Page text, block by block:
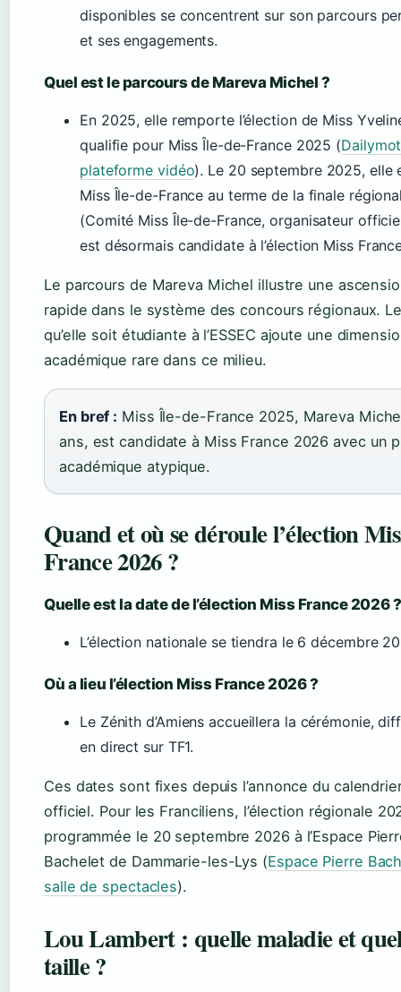
disponibles se concentrent sur son parcours
et ses engagements.
Quel est le parcours de Mareva Michel ?
En 2025, elle remporte l’élection de Miss
qualifie pour Miss Île-de-France 2025 (
plateforme vidéo). Le 20 septembre 2025, elle
Miss Île-de-France au terme de la finale
(Comité Miss Île-de-France, organisateur
est désormais candidate à l’élection Miss
Le parcours de Mareva Michel illustre une
rapide dans le système des concours régionaux.
qu’elle soit étudiante à l’ESSEC ajoute une
académique rare dans ce milieu.
En bref : Miss Île-de-France 2025, Mareva
ans, est candidate à Miss France 2026 avec un
académique atypique.
Quand et où se déroule l’élection
France 2026 ?
Quelle est la date de l’élection Miss France 2026 ?
L’élection nationale se tiendra le 6 décembre
Où a lieu l’élection Miss France 2026 ?
Le Zénith d’Amiens accueillera la cérémonie,
en direct sur TF1.
Ces dates sont fixes depuis l’annonce du
officiel. Pour les Franciliens, l’élection régionale
programmée le 20 septembre 2026 à l’Espace
Bachelet de Dammarie-les-Lys (Espace Pierre
salle de spectacles).
Lou Lambert : quelle maladie et
taille ?